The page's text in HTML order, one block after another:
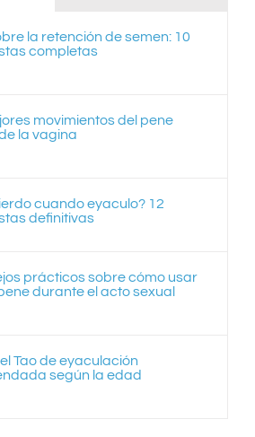
la retención de semen: 10
completas
movimientos del pene
la vagina
cuando eyaculo? 12
definitivas
prácticos sobre cómo usar
durante el acto sexual
Tao de eyaculación
según la edad